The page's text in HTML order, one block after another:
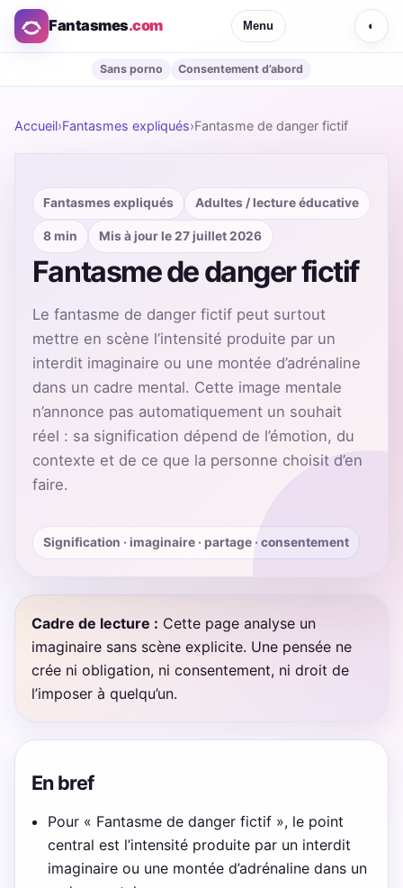
Fantasmes.com Menu ◐
Sans porno Consentement d’abord
Accueil›Fantasmes expliqués›Fantasme de danger fictif
Fantasmes expliqués Adultes / lecture éducative
8 min Mis à jour le 27 juillet 2026
Fantasme de danger fictif
Le fantasme de danger fictif peut surtout
mettre en scène l’intensité produite par un
interdit imaginaire ou une montée d’adrénaline
dans un cadre mental. Cette image mentale
n’annonce pas automatiquement un souhait
réel : sa signification dépend de l’émotion, du
contexte et de ce que la personne choisit d’en
faire.
Signification · imaginaire · partage · consentement
Cadre de lecture : Cette page analyse un
imaginaire sans scène explicite. Une pensée ne
crée ni obligation, ni consentement, ni droit de
l’imposer à quelqu’un.
En bref
Pour « Fantasme de danger fictif », le point
central est l’intensité produite par un interdit
imaginaire ou une montée d’adrénaline dans un